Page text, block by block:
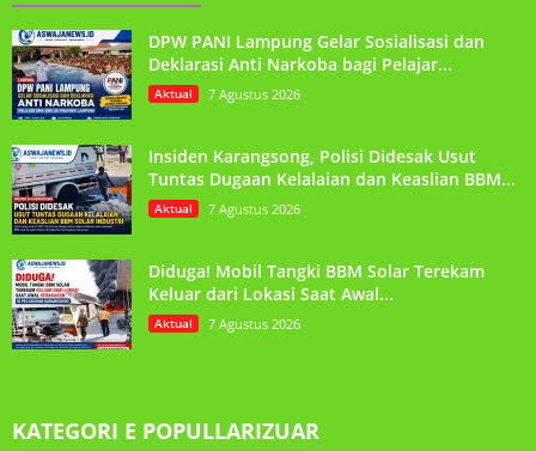
DPW PANI Lampung Gelar Sosialisasi dan
Deklarasi Anti Narkoba bagi Pelajar...
Aktual 7 Agustus 2026
Insiden Karangsong, Polisi Didesak Usut
Tuntas Dugaan Kelalaian dan Keaslian BBM...
Aktual 7 Agustus 2026
Diduga! Mobil Tangki BBM Solar Terekam
Keluar dari Lokasi Saat Awal...
Aktual 7 Agustus 2026
KATEGORI E POPULLARIZUAR